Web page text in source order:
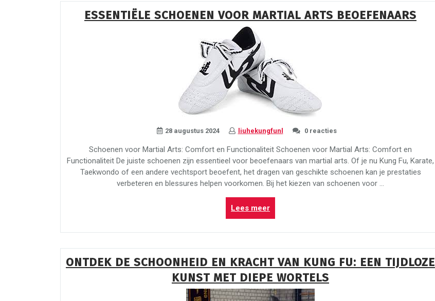
Shaolin
ESSENTIËLE SCHOENEN VOOR MARTIAL ARTS BEOEFENAARS
28 augustus 2024 liuhekungfunl 0 reacties
Schoenen voor Martial Arts: Comfort en Functionaliteit Schoenen voor Martial Arts: Comfort en
Functionaliteit De juiste schoenen zijn essentieel voor beoefenaars van martial arts. Of je nu Kung Fu, Karate,
Taekwondo of een andere vechtsport beoefent, het dragen van geschikte schoenen kan je prestaties
verbeteren en blessures helpen voorkomen. Bij het kiezen van schoenen voor …
Lees meer“Essentiële
Schoenen
voor
Beoefenaars”
ONTDEK DE SCHOONHEID EN KRACHT VAN KUNG FU: EEN TIJDLOZE
KUNST MET DIEPE WORTELS